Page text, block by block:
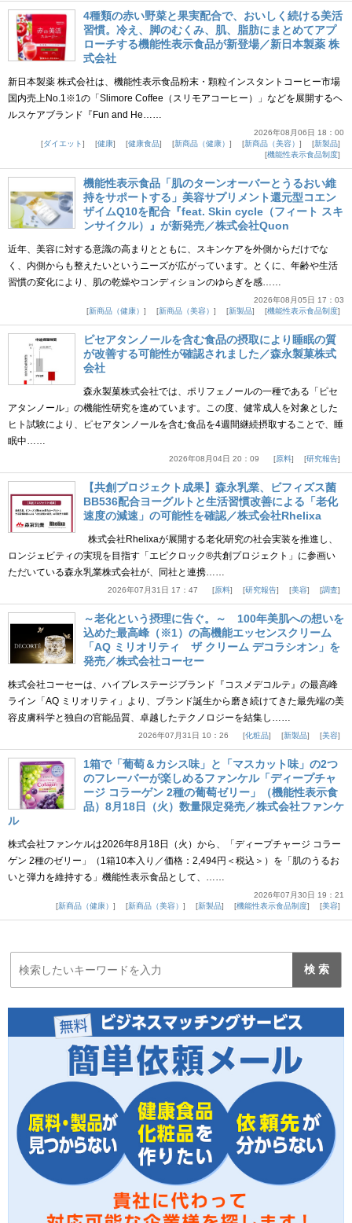
4種類の赤い野菜と果実配合で、おいしく続ける美活
習慣。冷え、脚のむくみ、肌、脂肪にまとめてアプ
ローチする機能性表示食品が新登場／新日本製薬 株
式会社
新日本製薬 株式会社は、機能性表示食品粉末・顆粒インスタントコーヒー市場
国内売上No.1※1の「Slimore Coffee（スリモアコーヒー）」などを展開するヘ
ルスケアブランド『Fun and He……
2026年08月06日 18：00
ダイエット
健康 健康食品 新商品（健康） 新商品（美容）
新製品
機能性表示食品制度
機能性表示食品「肌のターンオーバーとうるおい維
持をサポートする」美容サプリメント還元型コエン
ザイムQ10を配合『feat. Skin cycle（フィート スキ
ンサイクル）』が新発売／株式会社Quon
近年、美容に対する意識の高まりとともに、スキンケアを外側からだけでな
く、内側からも整えたいというニーズが広がっています。とくに、年齢や生活
習慣の変化により、肌の乾燥やコンディションのゆらぎを感……
2026年08月05日 17：03
新商品（健康）
新商品（美容） 新製品 機能性表示食品制度
ピセアタンノールを含む食品の摂取により睡眠の質
が改善する可能性が確認されました／森永製菓株式
会社
森永製菓株式会社では、ポリフェノールの一種である「ピセ
アタンノール」の機能性研究を進めています。この度、健常成人を対象とした
ヒト試験により、ピセアタンノールを含む食品を4週間継続摂取することで、睡
眠中……
2026年08月04日 20：09 原料 研究報告
【共創プロジェクト成果】森永乳業、ビフィズス菌
BB536配合ヨーグルトと生活習慣改善による「老化
速度の減速」の可能性を確認／株式会社Rhelixa
株式会社Rhelixaが展開する老化研究の社会実装を推進し、
ロンジェビティの実現を目指す「エピクロック®共創プロジェクト」に参画い
ただいている森永乳業株式会社が、同社と連携……
2026年07月31日 17：47 原料 研究報告 美容 調査
～老化という摂理に告ぐ。～ 100年美肌への想いを
込めた最高峰（※1）の高機能エッセンスクリーム
「AQ ミリオリティ ザ クリーム デコラシオン」を
発売／株式会社コーセー
株式会社コーセーは、ハイプレステージブランド『コスメデコルテ』の最高峰
ライン「AQ ミリオリティ」より、ブランド誕生から磨き続けてきた最先端の美
容皮膚科学と独自の官能品質、卓越したテクノロジーを結集し……
2026年07月31日 10：26 化粧品 新製品 美容
1箱で「葡萄＆カシス味」と「マスカット味」の2つ
のフレーバーが楽しめるファンケル「ディープチャ
ージ コラーゲン 2種の葡萄ゼリー」（機能性表示食
品）8月18日（火）数量限定発売／株式会社ファンケ
ル
株式会社ファンケルは2026年8月18日（火）から、「ディープチャージ コラー
ゲン 2種のゼリー」（1箱10本入り／価格：2,494円＜税込＞）を「肌のうるお
いと弾力を維持する」機能性表示食品として、……
2026年07月30日 19：21
新商品（健康）
新商品（美容） 新製品 機能性表示食品制度 美容